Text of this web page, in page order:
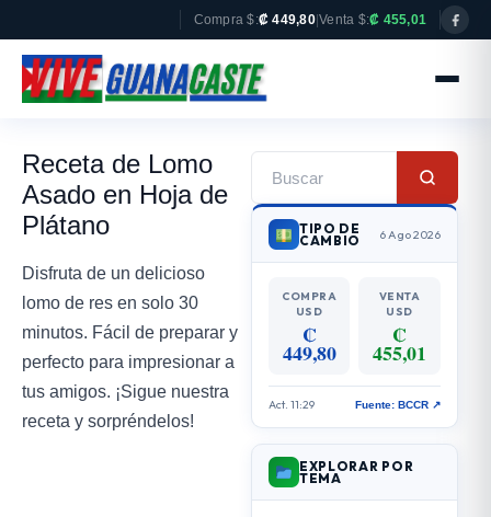
Compra $:₡ 449,80| Venta $:₡ 455,01
Receta de Lomo
Asado en Hoja de
Plátano
Disfruta de un delicioso
lomo de res en solo 30
minutos. Fácil de preparar y
perfecto para impresionar a
tus amigos. ¡Sigue nuestra
receta y sorpréndelos!
TIPO DE
CAMBIO 6 Ago 2026
COMPRA
USD
₡
449,80
VENTA
USD
₡
455,01
Act. 11:29 Fuente: BCCR ↗
EXPLORAR POR
TEMA